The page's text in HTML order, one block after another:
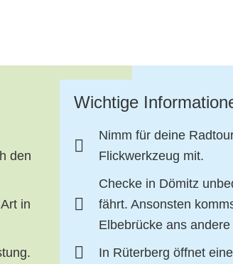
den
in
Wichtige
Nimm für deine
Flickwerkzeug mit.​
Checke in Dömitz
fährt. Ansonsten
Elbebrücke ans andere
In Rüterberg öffnet